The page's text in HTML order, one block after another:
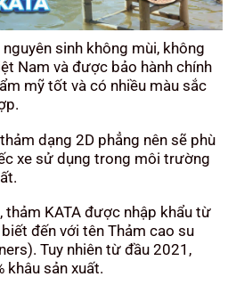
sinh không mùi, không
Nam và được bảo hành chính
mỹ tốt và có nhiều màu sắc
dạng 2D phẳng nên sẽ phù
xe sử dụng trong môi trường
thảm KATA được nhập khẩu từ
đến với tên Thảm cao su
Tuy nhiên từ đầu 2021,
khâu sản xuất.